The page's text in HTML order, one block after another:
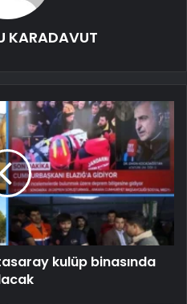
KARADAVUT
kulüp binasında